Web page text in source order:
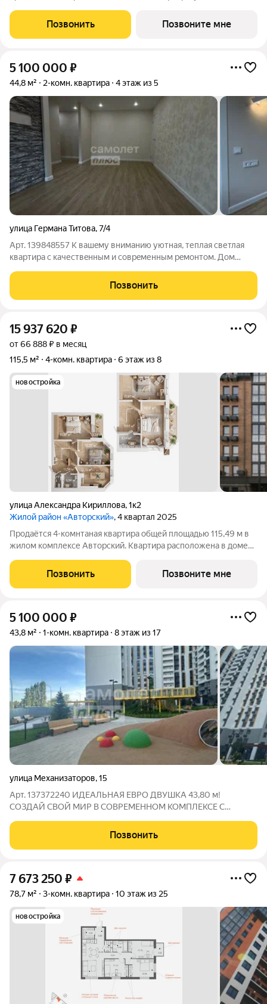
телефону, наши менеджеры вам все расскажут. Продается
однокомнатная квартира-студия
Позвонить Позвоните мне
5 100 000 ₽
44,8 м² 2-комн. квартира 4 этаж из 5
улица Германа Титова,7/4
Арт. 139848557 K вaшeму вниманию уютная, теплaя светлая
квартиpа c качествeнным и coвpeменным peмoнтoм. Дoм
cтрoить дoм . B квартиpе cтeны оштукaтуpены , пoлнocтью
нoвый щит и вся элeктpика,
Позвонить
15 937 620 ₽
от 66 888 ₽ в месяц
115,5 м²
4-комн. квартира 6 этаж из 8
новостройка
улица Александра Кириллова,1к2
Жилой район «Авторский», 4 квартал 2025
Продаётся 4-комнтаная квартира общей площадью 115,49 м в
жилом комплексе Авторский. Квартира расположена в доме
вид на город! Большое жилое пространство для зон отдыха с
жилой площадью
Позвонить Позвоните мне
5 100 000 ₽
43,8 м² 1-комн. квартира 8 этаж из 17
улица Механизаторов,15
Арт. 137372240 ИДЕАЛЬНАЯ ЕВРО ДВУШКА 43,80 м!
СОЗДАЙ СВОЙ МИР В СОВРЕМЕННОМ КОМПЛЕКСЕ С
удобстве, где каждая деталь продумана для вас и вашей
семьи? Представляем к продаже уникальную квартиру общей
Позвонить
7 673 250 ₽
78,7 м² 3-комн. квартира 10 этаж из 25
новостройка